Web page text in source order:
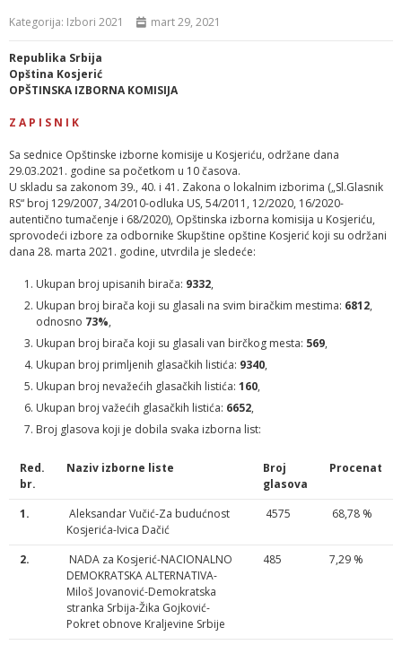
Kategorija: Izbori 2021 mart 29, 2021
Republika Srbija
Opština Kosjerić
OPŠTINSKA IZBORNA KOMISIJA
Z A P I S N I K
Sa sednice Opštinske izborne komisije u Kosjeriću, održane dana
29.03.2021. godine sa početkom u 10 časova.
U skladu sa zakonom 39., 40. i 41. Zakona o lokalnim izborima („Sl.Glasnik
RS“ broj 129/2007, 34/2010-odluka US, 54/2011, 12/2020, 16/2020-
autentično tumačenje i 68/2020), Opštinska izborna komisija u Kosjeriću,
sprovodeći izbore za odbornike Skupštine opštine Kosjerić koji su održani
dana 28. marta 2021. godine, utvrdila je sledeće:
Ukupan broj upisanih birača: 9332,
Ukupan broj birača koji su glasali na svim biračkim mestima: 6812,
odnosno 73%,
Ukupan broj birača koji su glasali van birčkog mesta: 569,
Ukupan broj primljenih glasačkih listića: 9340,
Ukupan broj nevažećih glasačkih listića: 160,
Ukupan broj važećih glasačkih listića: 6652,
Broj glasova koji je dobila svaka izborna list:
Red.
br.
Naziv izborne liste
Broj
glasova
Procenat
1.
Aleksandar Vučić-Za budućnost
Kosjerića-Ivica Dačić
4575 68,78 %
2.
NADA za Kosjerić-NACIONALNO
DEMOKRATSKA ALTERNATIVA-
Miloš Jovanović-Demokratska
stranka Srbija-Žika Gojković-
Pokret obnove Kraljevine Srbije
485 7,29 %